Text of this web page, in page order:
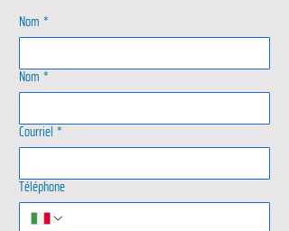
Nom *
Nom *
Courriel *
Téléphone